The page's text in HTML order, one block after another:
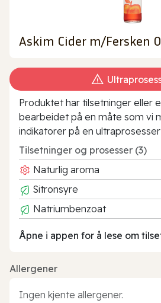
Askim Cider m/Fersken
Produktet har tilsetninger eller
bearbeidet på en måte som vi
indikatorer på en
Tilsetninger og prosesser (3)
Naturlig aroma
Sitronsyre
Natriumbenzoat
Åpne i appen for å lese om
Allergener
Ingen kjente allergener.